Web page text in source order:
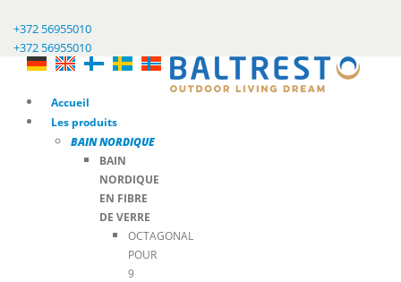
+372 56955010
+372 56955010
Accueil
Les produits
BAIN NORDIQUE
BAIN
NORDIQUE
EN FIBRE
DE VERRE
OCTAGONAL
POUR
9